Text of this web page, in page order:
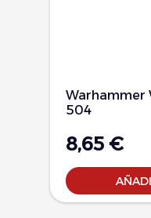
Warhammer
504
8,65 €